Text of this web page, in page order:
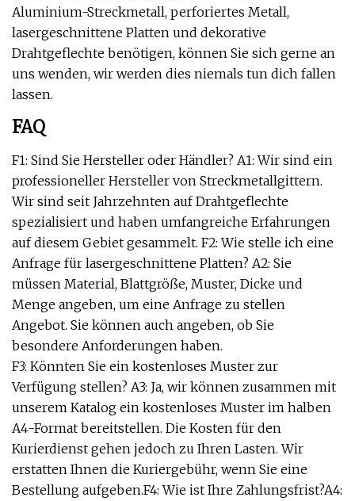
Aluminium-Streckmetall, perforiertes Metall,
lasergeschnittene Platten und dekorative
Drahtgeflechte benötigen, können Sie sich gerne an
uns wenden, wir werden dies niemals tun dich fallen
lassen.
FAQ
F1: Sind Sie Hersteller oder Händler? A1: Wir sind ein
professioneller Hersteller von Streckmetallgittern.
Wir sind seit Jahrzehnten auf Drahtgeflechte
spezialisiert und haben umfangreiche Erfahrungen
auf diesem Gebiet gesammelt. F2: Wie stelle ich eine
Anfrage für lasergeschnittene Platten? A2: Sie
müssen Material, Blattgröße, Muster, Dicke und
Menge angeben, um eine Anfrage zu stellen
Angebot. Sie können auch angeben, ob Sie
besondere Anforderungen haben.
F3: Könnten Sie ein kostenloses Muster zur
Verfügung stellen? A3: Ja, wir können zusammen mit
unserem Katalog ein kostenloses Muster im halben
A4-Format bereitstellen. Die Kosten für den
Kurierdienst gehen jedoch zu Ihren Lasten. Wir
erstatten Ihnen die Kuriergebühr, wenn Sie eine
Bestellung aufgeben.F4: Wie ist Ihre Zahlungsfrist?A4: